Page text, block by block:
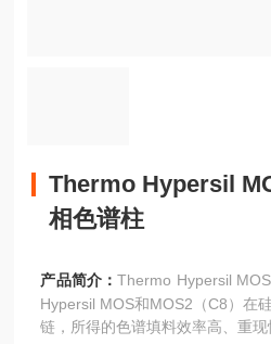
Thermo Hypersil
相色谱柱
产品简介：Thermo Hypersil
Hypersil MOS和MOS2（C8）在
链，所得的色谱填料效率高、重现